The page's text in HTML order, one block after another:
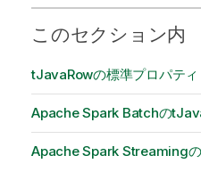
このセクション内
tJavaRowの標準プロパティ
Apache Spark Batchの
Apache Spark Streaming